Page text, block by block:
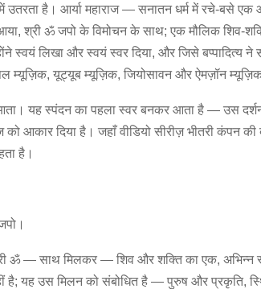
उतरता है। आर्या महाराज — सनातन धर्म में रचे-बसे एक
श्री ॐ जपो के विमोचन के साथ; एक मौलिक शिव-
स्वयं लिखा और स्वयं स्वर दिया, और जिसे बप्पादित्य ने
म्यूज़िक, यूट्यूब म्यूज़िक, जियोसावन और ऐमज़ॉन
यह स्पंदन का पहला स्वर बनकर आता है — उस
आकार दिया है। जहाँ वीडियो सीरीज़ भीतरी कंपन की
है।
ॐ — साथ मिलकर — शिव और शक्ति का एक, अभिन्न
है; यह उस मिलन को संबोधित है — पुरुष और प्रकृति,